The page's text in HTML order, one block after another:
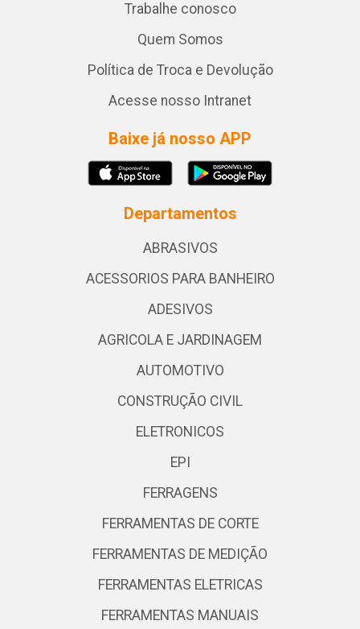
Trabalhe conosco
Quem Somos
Política de Troca e Devolução
Acesse nosso Intranet
Baixe já nosso APP
Departamentos
ABRASIVOS
ACESSORIOS PARA BANHEIRO
ADESIVOS
AGRICOLA E JARDINAGEM
AUTOMOTIVO
CONSTRUÇÃO CIVIL
ELETRONICOS
EPI
FERRAGENS
FERRAMENTAS DE CORTE
FERRAMENTAS DE MEDIÇÃO
FERRAMENTAS ELETRICAS
FERRAMENTAS MANUAIS